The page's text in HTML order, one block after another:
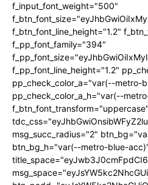
f_input_font_weight="500"
f_btn_font_line_height="1.2"
f_pp_font_family="394"
f_pp_font_line_height="1.2"
pp_check_color_a="var(--metro-
pp_check_color_a_h="var(--
f_btn_font_transform="uppercase"
msg_succ_radius="2"
btn_bg_h="var(--metro-blue-